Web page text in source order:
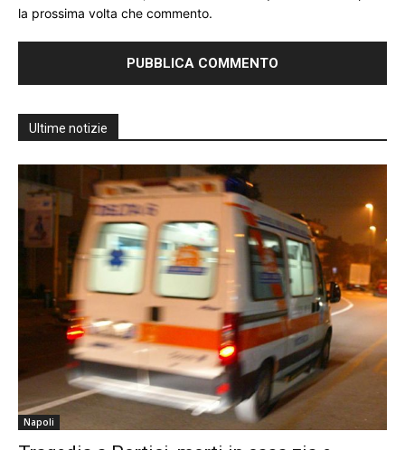
la prossima volta che commento.
Ultime notizie
Napoli